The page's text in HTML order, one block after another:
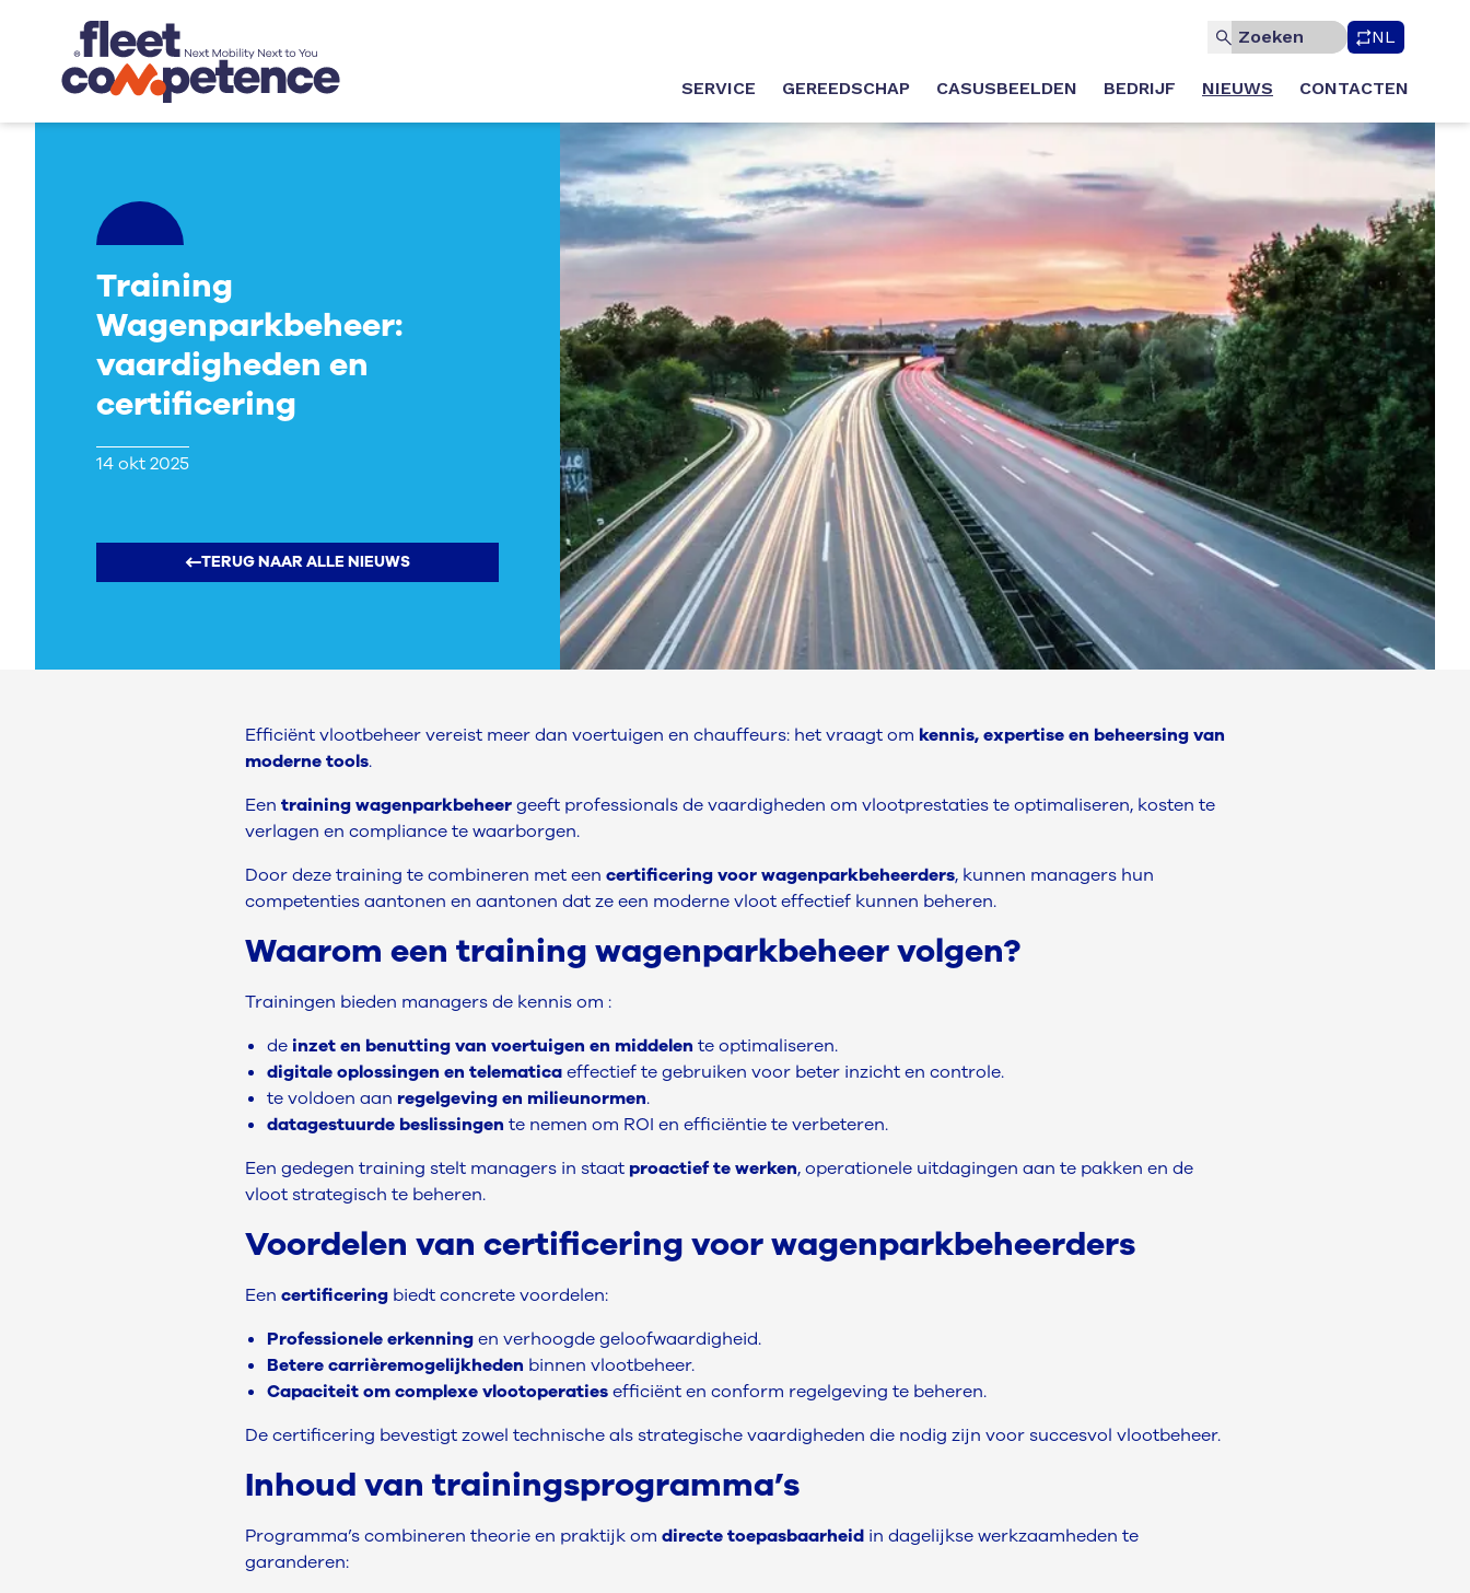
NL
SERVICE GEREEDSCHAP CASUSBEELDEN BEDRIJF NIEUWS CONTACTEN
Training
Wagenparkbeheer:
vaardigheden en
certificering
14 okt 2025
TERUG NAAR ALLE NIEUWS
Efficiënt vlootbeheer vereist meer dan voertuigen en chauffeurs: het vraagt om kennis, expertise en beheersing van
moderne tools.
Een training wagenparkbeheergeeft professionals de vaardigheden om vlootprestaties te optimaliseren, kosten te
verlagen en compliance te waarborgen.
Door deze training te combineren met een certificering voor wagenparkbeheerders, kunnen managers hun
competenties aantonen en aantonen dat ze een moderne vloot effectief kunnen beheren.
Waarom een training wagenparkbeheer volgen?
Trainingen bieden managers de kennis om :
de inzet en benutting van voertuigen en middelen te optimaliseren.
digitale oplossingen en telematicaeffectief te gebruiken voor beter inzicht en controle.
te voldoen aan regelgeving en milieunormen.
datagestuurde beslissingen te nemen om ROI en efficiëntie te verbeteren.
Een gedegen training stelt managers in staat proactief te werken, operationele uitdagingen aan te pakken en de
vloot strategisch te beheren.
Voordelen van certificering voor wagenparkbeheerders
Een certificering biedt concrete voordelen:
Professionele erkenningen verhoogde geloofwaardigheid.
Betere carrièremogelijkheden binnen vlootbeheer.
Capaciteit om complexe vlootoperatiesefficiënt en conform regelgeving te beheren.
De certificering bevestigt zowel technische als strategische vaardigheden die nodig zijn voor succesvol vlootbeheer.
Inhoud van trainingsprogramma’s
Programma’s combineren theorie en praktijk om directe toepasbaarheid in dagelijkse werkzaamheden te
garanderen: